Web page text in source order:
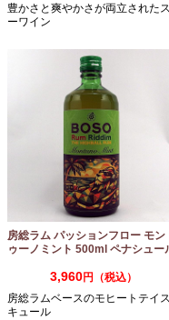
豊かさと爽やかさが両立された
ーワイン
房総ラム パッションフロー モン
ゥーノミント 500ml ペナシュー
3,960円（税込）
房総ラムベースのモヒートテイ
キュール